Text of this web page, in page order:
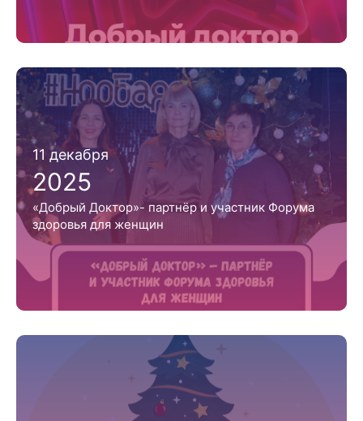
11 декабря
2025
«Добрый Доктор»- партнёр и участник Форума
здоровья для женщин